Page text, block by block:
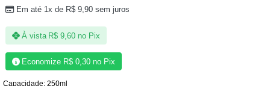
Em até 1x de R$ 9,90 sem juros
À vista R$ 9,60 no Pix
Economize R$ 0,30 no Pix
Capacidade: 250ml